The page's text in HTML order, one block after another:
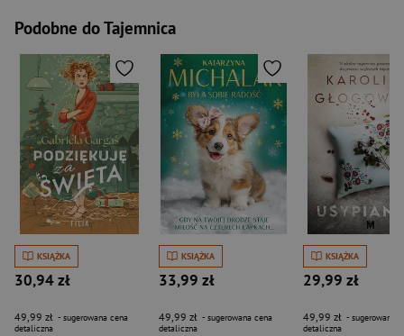
Podobne do Tajemnica
KSIĄŻKA
30,94 zł
49,99 zł - sugerowana cena
detaliczna
KSIĄŻKA
33,99 zł
49,99 zł - sugerowana cena
detaliczna
KSIĄŻKA
29,99 zł
49,99 zł - sugerowana
detaliczna